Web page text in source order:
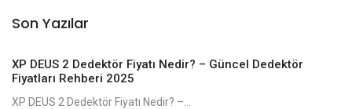
Son Yazılar
XP DEUS 2 Dedektör Fiyatı Nedir? – Güncel Dedektör
Fiyatları Rehberi 2025
XP DEUS 2 Dedektör Fiyatı Nedir? –...